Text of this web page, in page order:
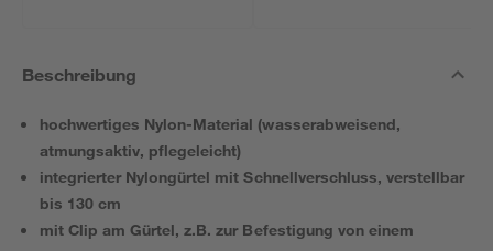
Beschreibung
hochwertiges Nylon-Material (wasserabweisend,
atmungsaktiv, pflegeleicht)
integrierter Nylongürtel mit Schnellverschluss, verstellbar
bis 130 cm
mit Clip am Gürtel, z.B. zur Befestigung von einem